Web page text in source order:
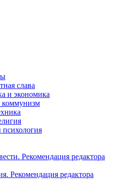
слава
и экономика
Рекомендация редактора
Рекомендация редактора